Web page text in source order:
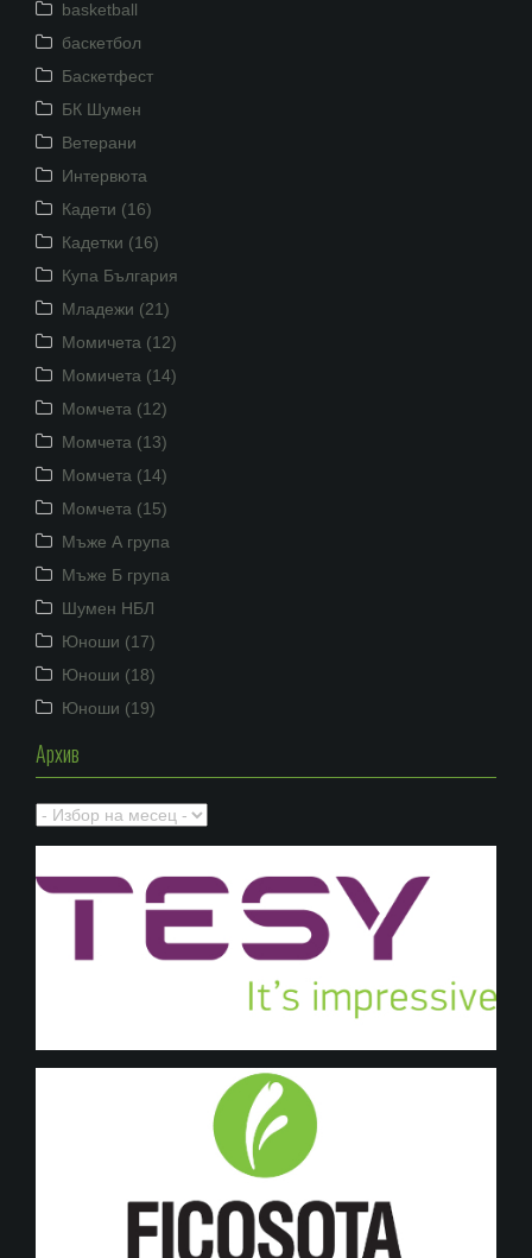
basketball
баскетбол
Баскетфест
БК Шумен
Ветерани
Интервюта
Кадети (16)
Кадетки (16)
Купа България
Младежи (21)
Момичета (12)
Момичета (14)
Момчета (12)
Момчета (13)
Момчета (14)
Момчета (15)
Мъже А група
Мъже Б група
Шумен НБЛ
Юноши (17)
Юноши (18)
Юноши (19)
Архив
Архив